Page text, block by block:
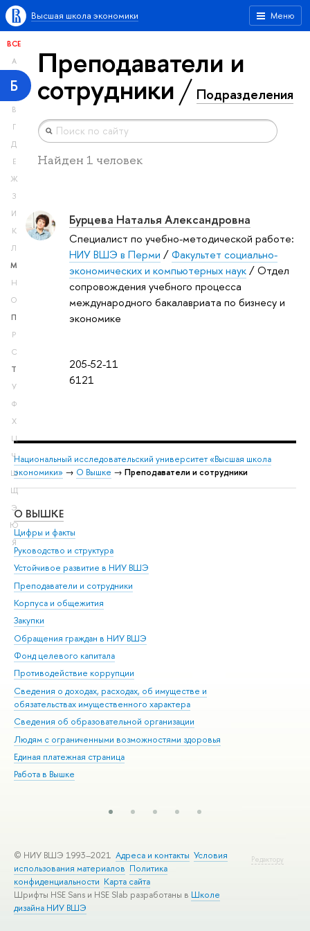
Меню
Высшая школа экономики
ВСЕ
А
Б
В
Г
Д
Е
Ж
З
И
К
Л
М
Н
О
П
Р
С
Т
У
Ф
Х
Ц
Ч
Ш
Щ
Э
Ю
Я
Преподаватели и
сотрудники Подразделения
Найден 1 человек
205-52-11
6121
Бурцева Наталья Александровна
Специалист по учебно-методической работе:
НИУ ВШЭ в Перми /Факультет социально-
экономических и компьютерных наук/ Отдел
сопровождения учебного процесса
международного бакалавриата по бизнесу и
экономике
Национальный исследовательский университет «Высшая школа
экономики» → О Вышке → Преподаватели и сотрудники
О ВЫШКЕ
Цифры и факты
Руководство и структура
Устойчивое развитие в НИУ ВШЭ
Преподаватели и сотрудники
Корпуса и общежития
Закупки
Обращения граждан в НИУ ВШЭ
Фонд целевого капитала
Противодействие коррупции
Сведения о доходах, расходах, об имуществе и
обязательствах имущественного характера
Сведения об образовательной организации
Людям с ограниченными возможностями здоровья
Единая платежная страница
Работа в Вышке
Редактору
© НИУ ВШЭ 1993–2021 Адреса и контакты Условия
использования материалов Политика
конфиденциальности Карта сайта
Шрифты HSE Sans и HSE Slab разработаны в Школе
дизайна НИУ ВШЭ